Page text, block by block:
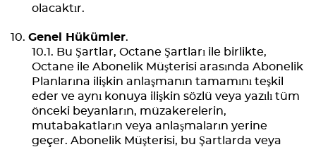
olacaktır.
Genel Hükümler.
Bu Şartlar, Octane Şartları ile birlikte,
Octane ile Abonelik Müşterisi arasında Abonelik
Planlarına ilişkin anlaşmanın tamamını teşkil
eder ve aynı konuya ilişkin sözlü veya yazılı tüm
önceki beyanların, müzakerelerin,
mutabakatların veya anlaşmaların yerine
geçer. Abonelik Müşterisi, bu Şartlarda veya